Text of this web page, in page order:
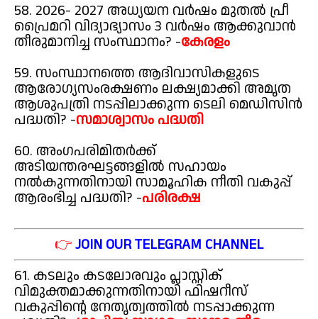
58. 2026- 2027 അധ്യയന വർഷം മുതൽ പ്രീ
പ്രൈമറി വിദ്യാഭ്യാസം 3 വർഷം ആക്കുവാൻ
തീരുമാനിച്ച സംസ്ഥാനം? -കേരളം
59. സംസ്ഥാനത്തെ ആദിവാസികളുടെ
ആരോഗ്യസംരക്ഷണം ലക്ഷ്യമാക്കി അമൃത
ആശുപത്രി നടപ്പിലാക്കുന്ന ടെലി മെഡിസിൻ
പദ്ധതി? -സമാശ്വാസം പദ്ധതി
60. അംഗപരിമിതർക്ക്
അടിയന്തരഘട്ടങ്ങളിൽ സഹായം
നൽകുന്നതിനായി സാമൂഹിക നീതി വകുപ്പ്
ആരംഭിച്ച പദ്ധതി? -പരിരക്ഷ
👉JOIN OUR TELEGRAM CHANNEL
61. കടലും കടലോരവും പ്ലാസ്റ്റിക്
വിമുക്തമാക്കുന്നതിനായി ഫിഷറീസ്
വകുപ്പിന്റെ നേതൃത്വത്തിൽ നടപ്പാക്കുന്ന